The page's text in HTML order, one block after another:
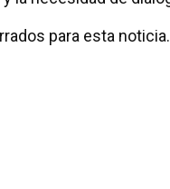
para esta noticia.